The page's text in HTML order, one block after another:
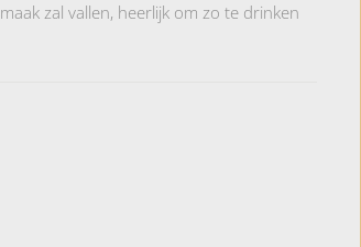
zal vallen, heerlijk om zo te drinken